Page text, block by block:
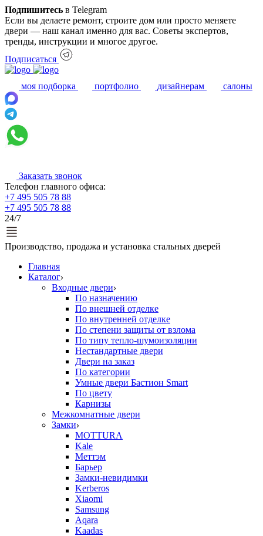
Подпишитесь в Telegram
Если вы делаете ремонт, строите дом или просто меняете
двери — наш канал именно для вас. Советы экспертов,
тренды, инструкции и многое другое.
Подписаться
моя подборка портфолио дизайнерам салоны
Заказать звонок
Телефон главного офиса:
+7 495 505 78 88
+7 495 505 78 88
24/7
Производство, продажа и установка стальных дверей
Главная
Каталог
Входные двери
По назначению
По внешней отделке
По внутренней отделке
По степени защиты от взлома
По типу тепло-шумоизоляции
Нестандартные двери
Двери на заказ
По категории
Умные двери Бастион Smart
По цвету
Карнизы
Межкомнатные двери
Замки
MOTTURA
Kale
Меттэм
Барьер
Замки-невидимки
Kerberos
Xiaomi
Samsung
Aqara
Kaadas